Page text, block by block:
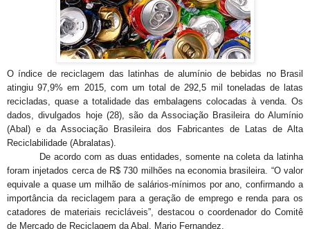
O índice de reciclagem das latinhas de alumínio de bebidas no Brasil
atingiu 97,9% em 2015, com um total de 292,5 mil toneladas de latas
recicladas, quase a totalidade das embalagens colocadas à venda. Os
dados, divulgados hoje (28), são da Associação Brasileira do Alumínio
(Abal) e da Associação Brasileira dos Fabricantes de Latas de Alta
Reciclabilidade (Abralatas).
De acordo com as duas entidades, somente na coleta da latinha
foram injetados cerca de R$ 730 milhões na economia brasileira. “O valor
equivale a quase um milhão de salários-mínimos por ano, confirmando a
importância da reciclagem para a geração de emprego e renda para os
catadores de materiais recicláveis”, destacou o coordenador do Comitê
de Mercado de Reciclagem da Abal, Mario Fernandez.